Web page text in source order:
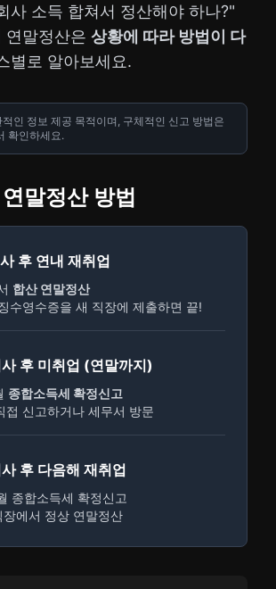
사 소득 합쳐서 정산해야 하나?"
연말정산은 상황에 따라 방법이 다
별로 알아보세요.
적인 정보 제공 목적이며, 구체적인 신고 방법은
확인하세요.
말정산 방법
후 연내 재취업
합산 연말정산
수영수증을 새 직장에 제출하면 끝!
후 미취업 (연말까지)
종합소득세 확정신고
접 신고하거나 세무서 방문
후 다음해 재취업
종합소득세 확정신고
에서 정상 연말정산